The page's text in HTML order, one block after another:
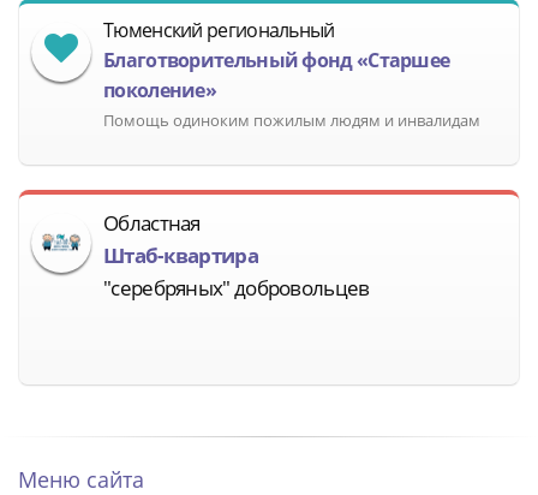
Тюменский региональный
Благотворительный фонд «Старшее
поколение»
Помощь одиноким пожилым людям и инвалидам
Областная
Штаб-квартира
"серебряных" добровольцев
Меню сайта